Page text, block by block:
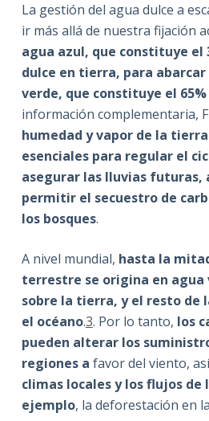
La gestión del agua dulce a
ir más allá de nuestra fijación
agua azul, que constituye el
dulce en tierra, para
verde, que constituye el
información complementaria,
humedad y vapor de la
esenciales para regular el
asegurar las lluvias futuras,
permitir el secuestro de
los bosques.
A nivel mundial, hasta la
terrestre se origina en agua
sobre la tierra, y el resto de
el océano.3. Por lo tanto, los
pueden alterar los
regiones a favor del viento,
climas locales y los flujos de
ejemplo, la deforestación en